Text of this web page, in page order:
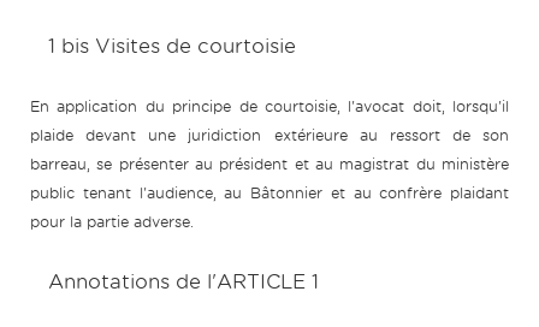
1 bis Visites de courtoisie
En application du principe de courtoisie, l'avocat doit, lorsqu'il
plaide devant une juridiction extérieure au ressort de son
barreau, se présenter au président et au magistrat du ministère
public tenant l'audience, au Bâtonnier et au confrère plaidant
pour la partie adverse.
Annotations de l'ARTICLE 1